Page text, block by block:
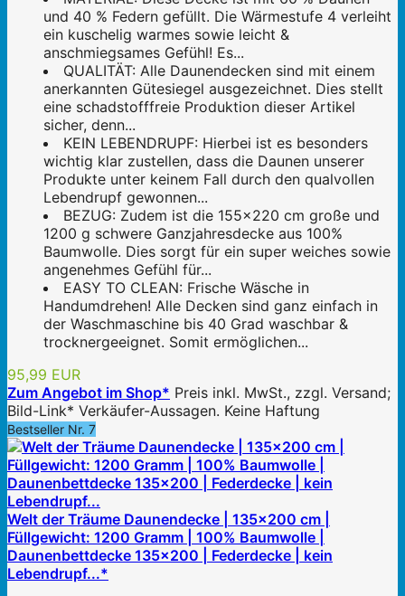
und 40 % Federn gefüllt. Die Wärmestufe 4 verleiht
ein kuschelig warmes sowie leicht &
anschmiegsames Gefühl! Es...
QUALITÄT: Alle Daunendecken sind mit einem
anerkannten Gütesiegel ausgezeichnet. Dies stellt
eine schadstofffreie Produktion dieser Artikel
sicher, denn...
KEIN LEBENDRUPF: Hierbei ist es besonders
wichtig klar zustellen, dass die Daunen unserer
Produkte unter keinem Fall durch den qualvollen
Lebendrupf gewonnen...
BEZUG: Zudem ist die 155x220 cm große und
1200 g schwere Ganzjahresdecke aus 100%
Baumwolle. Dies sorgt für ein super weiches sowie
angenehmes Gefühl für...
EASY TO CLEAN: Frische Wäsche in
Handumdrehen! Alle Decken sind ganz einfach in
der Waschmaschine bis 40 Grad waschbar &
trocknergeeignet. Somit ermöglichen...
95,99 EUR
Zum Angebot im Shop* Preis inkl. MwSt., zzgl. Versand;
Bild-Link* Verkäufer-Aussagen. Keine Haftung
Bestseller Nr. 7
Welt der Träume Daunendecke | 135x200 cm |
Füllgewicht: 1200 Gramm | 100% Baumwolle |
Daunenbettdecke 135x200 | Federdecke | kein
Lebendrupf...*